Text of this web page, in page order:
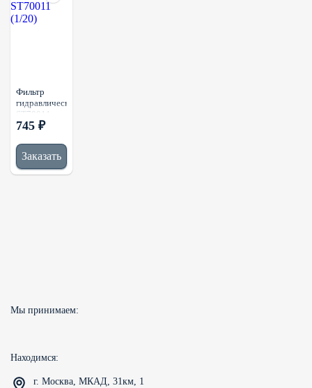
Фильтр
гидравлический
ST70011
(1/20)
745 ₽
Заказать
Мы принимаем:
Находимся:
г. Москва, МКАД, 31км, 1